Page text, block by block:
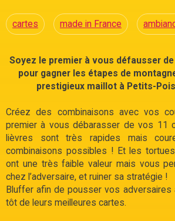
cartes made in France
Soyez le premier à vous défausser
pour gagner les étapes de
prestigieux maillot à Petits-
Créez des combinaisons avec vos
premier à vous débarasser de vos 11
lièvres sont très rapides mais
combinaisons possibles ! Et les
ont une très faible valeur mais vous
chez l’adversaire, et ruiner sa stratégie !
Bluffer afin de pousser vos
tôt de leurs meilleures cartes.